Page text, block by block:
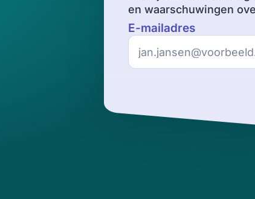
en waarschuwingen
E-mailadres